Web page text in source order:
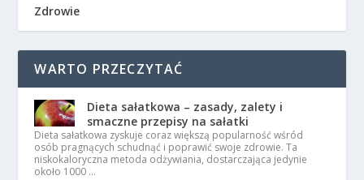
Zdrowie
WARTO PRZECZYTAĆ
Dieta sałatkowa – zasady, zalety i
smaczne przepisy na sałatki
Dieta sałatkowa zyskuje coraz większą popularność wśród
osób pragnących schudnąć i poprawić swoje zdrowie. Ta
niskokaloryczna metoda odżywiania, dostarczająca jedynie
około 1000 …